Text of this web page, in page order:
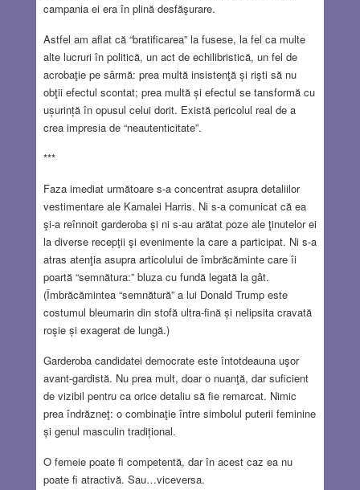
campania ei era în plină desfăşurare.
Astfel am aflat că “bratificarea” la fusese, la fel ca multe
alte lucruri în politică, un act de echilibristică, un fel de
acrobaţie pe sârmă: prea multă insistenţă și rişti să nu
obţii efectul scontat; prea multă și efectul se tansformă cu
ușurință în opusul celui dorit. Există pericolul real de a
crea impresia de “neautenticitate”.
***
Faza imediat următoare s-a concentrat asupra detaliilor
vestimentare ale Kamalei Harris. Ni s-a comunicat că ea
şi-a reînnoit garderoba și ni s-au arătat poze ale ţinutelor ei
la diverse recepţii şi evenimente la care a participat. Ni s-a
atras atenţia asupra articolului de îmbrăcăminte care îi
poartă “semnătura:” bluza cu fundă legată la gât.
(Îmbrăcămintea “semnătură” a lui Donald Trump este
costumul bleumarin din stofă ultra-fină și nelipsita cravată
roşie și exagerat de lungă.)
Garderoba candidatei democrate este întotdeauna uşor
avant-gardistă. Nu prea mult, doar o nuanţă, dar suficient
de vizibil pentru ca orice detaliu să fie remarcat. Nimic
prea îndrăzneţ: o combinaţie între simbolul puterii feminine
și genul masculin tradițional.
O femeie poate fi competentă, dar în acest caz ea nu
poate fi atractivă. Sau…viceversa.